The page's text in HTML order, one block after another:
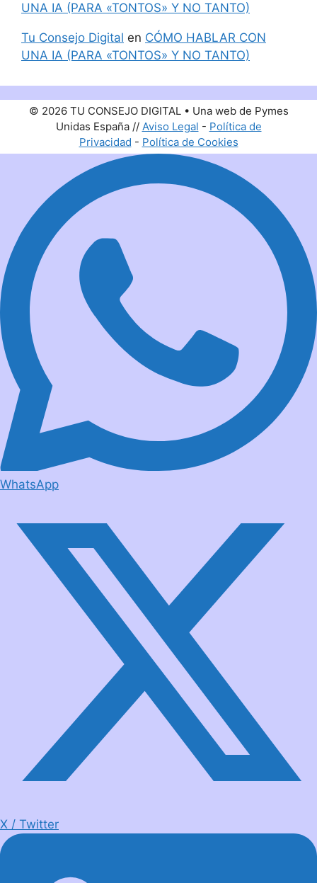
UNA IA (PARA «TONTOS» Y NO TANTO)
Tu Consejo Digital en CÓMO HABLAR CON
UNA IA (PARA «TONTOS» Y NO TANTO)
© 2026 TU CONSEJO DIGITAL • Una web de Pymes
Unidas España // Aviso Legal - Política de
Privacidad - Política de Cookies
WhatsApp
X / Twitter